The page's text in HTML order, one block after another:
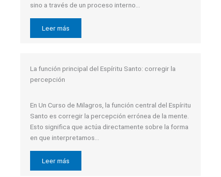
sino a través de un proceso interno…
Leer más
La función principal del Espíritu Santo: corregir la
percepción
En Un Curso de Milagros, la función central del Espíritu
Santo es corregir la percepción errónea de la mente.
Esto significa que actúa directamente sobre la forma
en que interpretamos…
Leer más